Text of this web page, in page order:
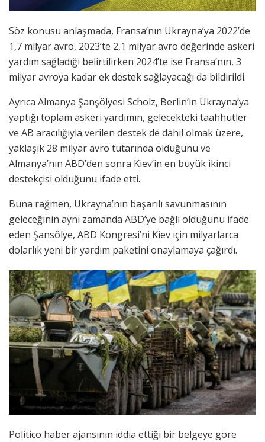
Söz konusu anlaşmada, Fransa’nın Ukrayna’ya 2022’de
1,7 milyar avro, 2023’te 2,1 milyar avro değerinde askeri
yardım sağladığı belirtilirken 2024’te ise Fransa’nın, 3
milyar avroya kadar ek destek sağlayacağı da bildirildi.
Ayrıca Almanya Şanşölyesi Scholz, Berlin’in Ukrayna’ya
yaptığı toplam askeri yardımın, gelecekteki taahhütler
ve AB aracılığıyla verilen destek de dahil olmak üzere,
yaklaşık 28 milyar avro tutarında olduğunu ve
Almanya’nın ABD’den sonra Kiev’in en büyük ikinci
destekçisi olduğunu ifade etti.
Buna rağmen, Ukrayna’nın başarılı savunmasının
geleceğinin aynı zamanda ABD’ye bağlı olduğunu ifade
eden Şansölye, ABD Kongresi’ni Kiev için milyarlarca
dolarlık yeni bir yardım paketini onaylamaya çağırdı.
Politico haber ajansının iddia ettiği bir belgeye göre